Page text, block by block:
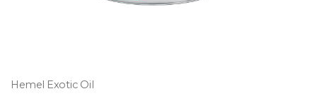
Hemel Exotic Oil